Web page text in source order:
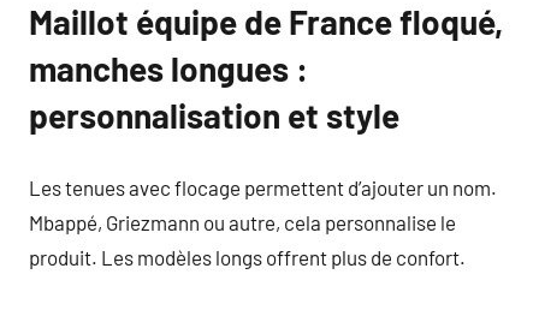
Maillot équipe de France floqué,
manches longues :
personnalisation et style
Les tenues avec flocage permettent d’ajouter un nom.
Mbappé, Griezmann ou autre, cela personnalise le
produit. Les modèles longs offrent plus de confort.